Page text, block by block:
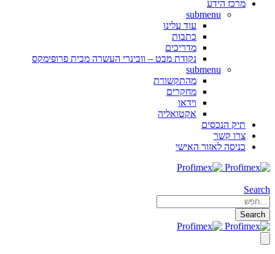
מרכז הידע
submenu
עוד עלינו
כתבות
מדריכים
נקודת מבט – וובינרי העשרה מבית פרופימקס
submenu
מהתקשורת
מחקרים
וידאו
אקטואליה
תיק הנכסים
צרו קשר
כניסה לאזור האישי
Search
Search